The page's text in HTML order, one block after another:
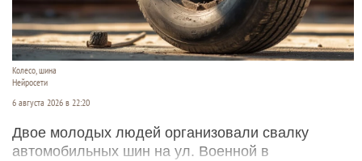
Колесо, шина
Нейросети
6 августа 2026 в 22:20
Двое молодых людей организовали свалку
автомобильных шин на ул. Военной в